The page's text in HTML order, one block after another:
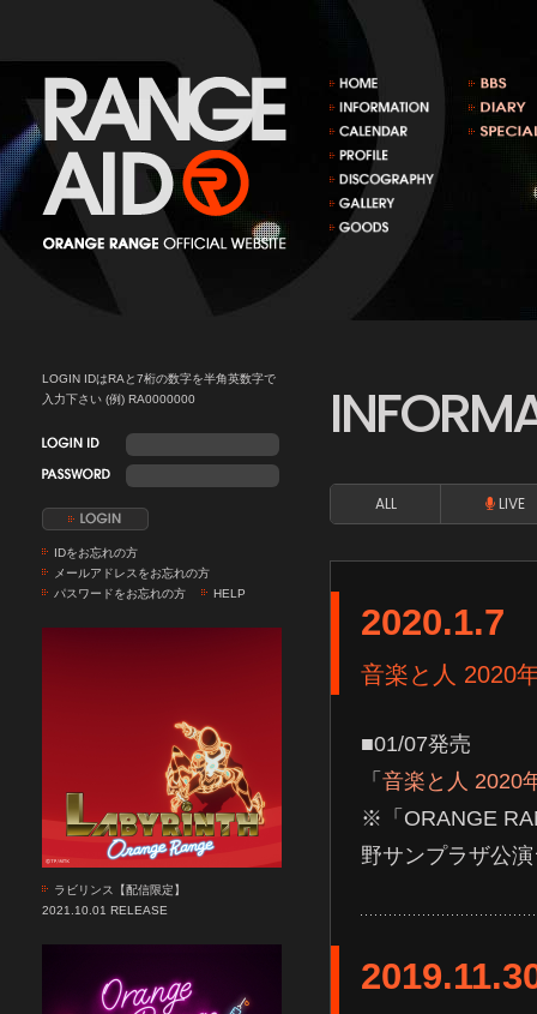
LOGIN IDはRAと7桁の数字を半角英数字で
入力下さい (例) RA0000000
IDをお忘れの方
メールアドレスをお忘れの方
パスワードをお忘れの方
HELP
ラビリンス【配信限定】
2021.10.01 RELEASE
ALL LIVE
2020.1.7
音楽と人 2020
■01/07発売
「 音楽と人 2020
※「ORANGE
野サンプラザ公